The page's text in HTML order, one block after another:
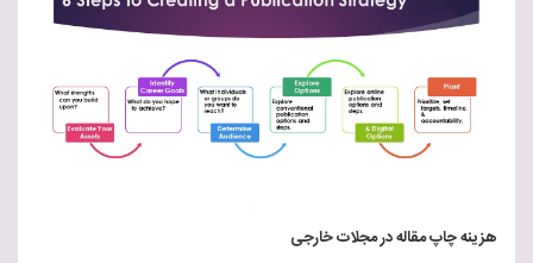
هزینه چاپ مقاله در مجلات خارجی